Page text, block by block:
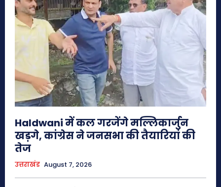
Haldwani में कल गरजेंगे मल्लिकार्जुन
खड़गे, कांग्रेस ने जनसभा की तैयारियां की
तेज
उत्तराखंड August 7, 2026